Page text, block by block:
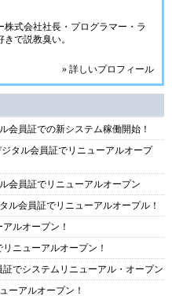
株式会社社長・プログラマー・ラ
で説教臭い。
» 詳しいプロフィール
会員証での新システム稼働開始！
タル会員証でリニューアルオープ
会員証でリニューアルオープン
ル会員証でリニューアルオープル！
ルオープン！
ニューアルオープン！
でシステムリニューアル・オープン
ーアルオープン！